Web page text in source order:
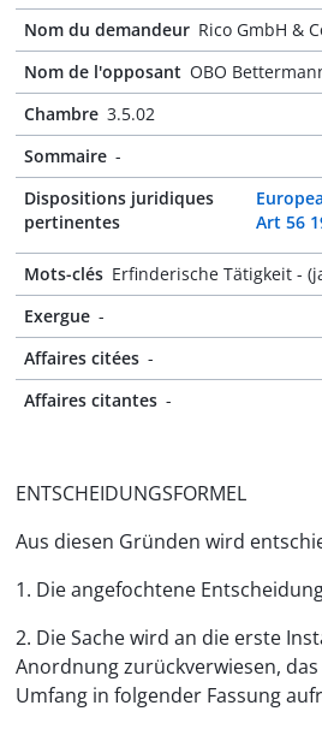
Nom du demandeur Rico GmbH &
Nom de l'opposant OBO
Chambre 3.5.02
Sommaire -
Dispositions juridiques
pertinentes
Art 56
Mots-clés Erfinderische Tätigkeit -
Exergue -
Affaires citées -
Affaires citantes -
ENTSCHEIDUNGSFORMEL
Aus diesen Gründen wird
1. Die angefochtene
2. Die Sache wird an die erste
Anordnung zurückverwiesen,
Umfang in folgender Fassung